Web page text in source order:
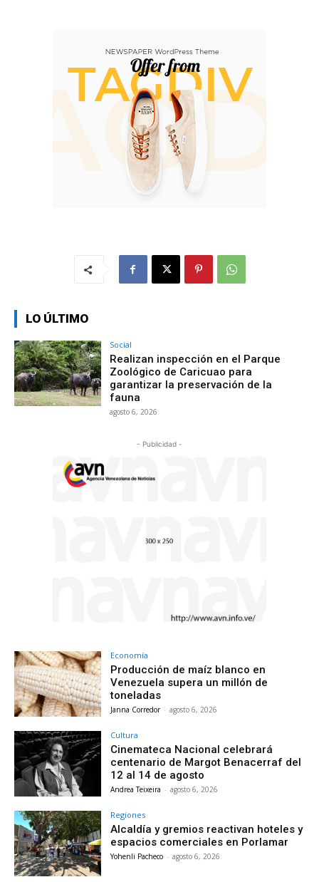
LO ÚLTIMO
Social
Realizan inspección en el Parque
Zoológico de Caricuao para
garantizar la preservación de la
fauna
agosto 6, 2026
- Publicidad -
Economía
Producción de maíz blanco en
Venezuela supera un millón de
toneladas
Janna Corredor - agosto 6, 2026
Cultura
Cinemateca Nacional celebrará
centenario de Margot Benacerraf del
12 al 14 de agosto
Andrea Teixeira - agosto 6, 2026
Regiones
Alcaldía y gremios reactivan hoteles y
espacios comerciales en Porlamar
Yohenli Pacheco - agosto 6, 2026